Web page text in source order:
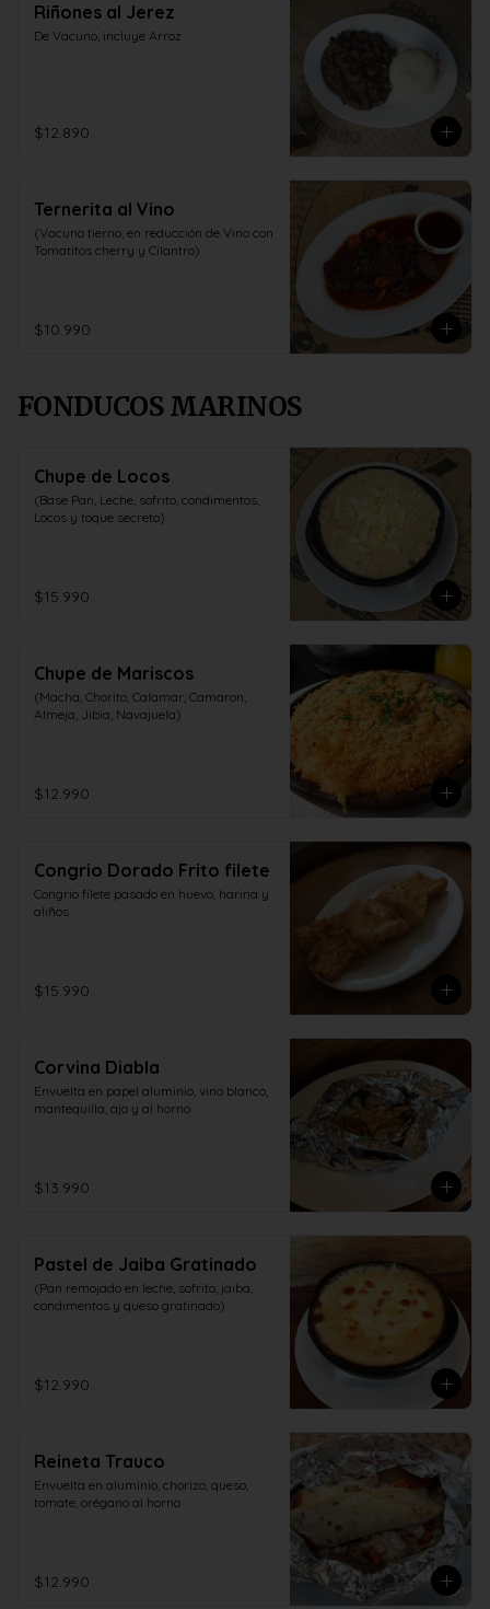
Riñones al Jerez
De Vacuno, incluye Arroz
$12.890
Ternerita al Vino
(Vacuno tierno, en reducción de Vino con
Tomatitos cherry y Cilantro)
$10.990
FONDUCOS MARINOS
Chupe de Locos
(Base Pan, Leche, sofrito, condimentos,
Locos y toque secreto)
$15.990
Chupe de Mariscos
(Macha, Chorito, Calamar, Camaron,
Almeja, Jibia, Navajuela)
$12.990
Congrio Dorado Frito filete
Congrio filete pasado en huevo, harina y
aliños
$15.990
Corvina Diabla
Envuelta en papel aluminio, vino blanco,
mantequilla, ajo y al horno
$13.990
Pastel de Jaiba Gratinado
(Pan remojado en leche, sofrito, jaiba,
condimentos y queso gratinado)
$12.990
Reineta Trauco
Envuelta en aluminio, chorizo, queso,
tomate, orégano al horno
$12.990